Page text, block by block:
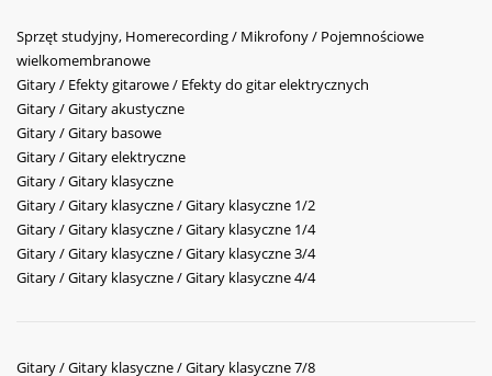
Sprzęt studyjny, Homerecording / Mikrofony / Pojemnościowe
wielkomembranowe
Gitary / Efekty gitarowe / Efekty do gitar elektrycznych
Gitary / Gitary akustyczne
Gitary / Gitary basowe
Gitary / Gitary elektryczne
Gitary / Gitary klasyczne
Gitary / Gitary klasyczne / Gitary klasyczne 1/2
Gitary / Gitary klasyczne / Gitary klasyczne 1/4
Gitary / Gitary klasyczne / Gitary klasyczne 3/4
Gitary / Gitary klasyczne / Gitary klasyczne 4/4
Gitary / Gitary klasyczne / Gitary klasyczne 7/8